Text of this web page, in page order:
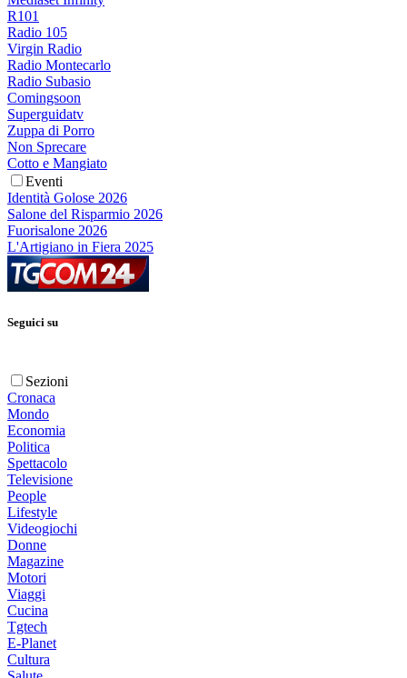
R101
Radio 105
Virgin Radio
Radio Montecarlo
Radio Subasio
Comingsoon
Superguidatv
Zuppa di Porro
Non Sprecare
Cotto e Mangiato
Eventi
Identità Golose 2026
Salone del Risparmio 2026
Fuorisalone 2026
L'Artigiano in Fiera 2025
Seguici su
Sezioni
Cronaca
Mondo
Economia
Politica
Spettacolo
Televisione
People
Lifestyle
Videogiochi
Donne
Magazine
Motori
Viaggi
Cucina
Tgtech
E-Planet
Cultura